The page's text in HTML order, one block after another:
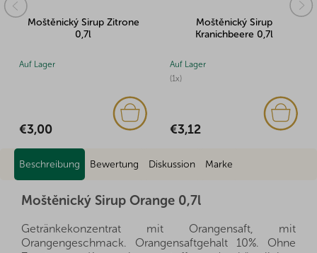
Moštěnický Sirup
Kranichbeere 0,7l
Auf Lager
€3,12
Moštěnický Sirup
0,7l
Auf Lager
€3,00
Beschreibung Bewertung Diskussion Marke
Moštěnický Sirup Orange 0,7l
Getränkekonzentrat mit Orangensaft, mit
Orangengeschmack. Orangensaftgehalt 10%. Ohne